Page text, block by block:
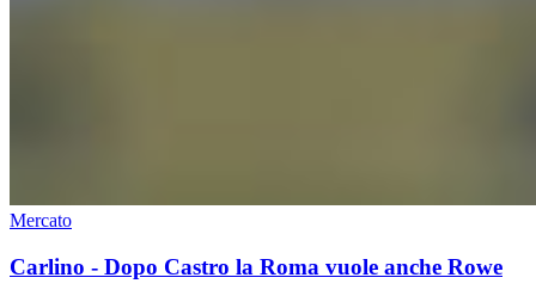
Mercato
Carlino - Dopo Castro la Roma vuole anche Rowe